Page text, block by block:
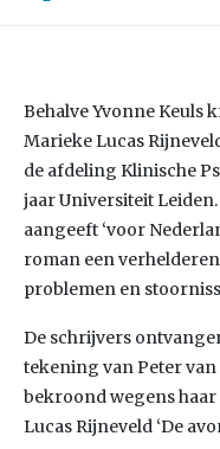
Behalve Yvonne Keuls
Marieke Lucas
de afdeling Klinische
jaar Universiteit
aangeeft ‘voor
roman een
problemen en
De schrijvers
tekening van Peter
bekroond wegens haar
Lucas Rijneveld ‘De